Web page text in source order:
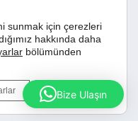
|Satış ve Hizmet
Protokolü
aittir.
sunmak için çerezleri
hakkında daha
bölümünden
GDPR çerez
Bize Ulaşın